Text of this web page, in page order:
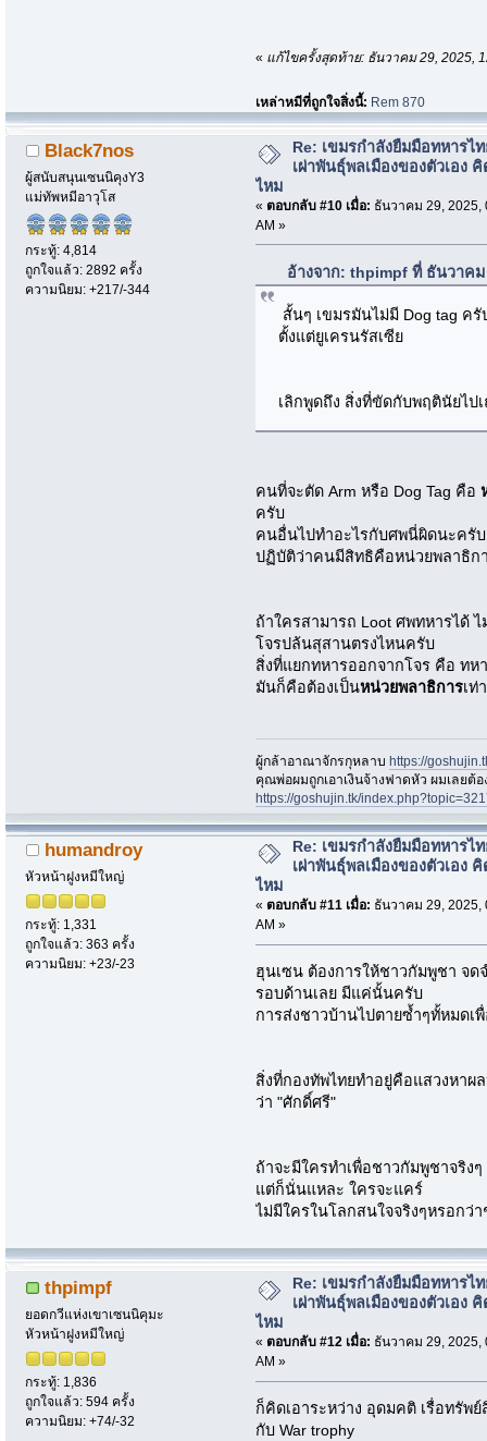
« แก้ไขครั้งสุดท้าย: ธันวาคม 29, 2025,
เหล่าหมีที่ถูกใจสิ่งนี้: Rem 870
Black7nos
ผู้สนับสนุนเซนนิคุงY3
แม่ทัพหมีอาวุโส
กระทู้: 4,814
ถูกใจแล้ว: 2892 ครั้ง
ความนิยม: +217/-344
Re: เขมรกำลังยืมมือทหารไ
เผ่าพันธุ์พลเมืองของตัวเอง คิ
ไหม
« ตอบกลับ #10 เมื่อ: ธันวาคม 29, 2025,
AM »
อ้างจาก: thpimpf ที่ ธันวาคม
สั้นๆ เขมรมันไม่มี Dog tag ค
ตั้งแต่ยูเครนรัสเซีย
เลิกพูดถึง สิ่งที่ขัดกับพฤตินัยไป
คนที่จะตัด Arm หรือ Dog Tag คือ
ครับ
คนอื่นไปทำอะไรกับศพนี่ผิดนะครั
ปฏิบัติว่าคนมีสิทธิคือหน่วยพลาธิก
ถ้าใครสามารถ Loot ศพทหารได้
โจรปล้นสุสานตรงไหนครับ
สิ่งที่แยกทหารออกจากโจร คือ ทห
มันก็คือต้องเป็นหน่วยพลาธิการเท่
ผู้กล้าอาณาจักรกุหลาบhttps://
คุณพ่อผมถูกเอาเงินจ้างฟาดหัว ผมเลยต้
https://goshujin.tk/
humandroy
หัวหน้าฝูงหมีใหญ่
กระทู้: 1,331
ถูกใจแล้ว: 363 ครั้ง
ความนิยม: +23/-23
Re: เขมรกำลังยืมมือทหารไ
เผ่าพันธุ์พลเมืองของตัวเอง คิ
ไหม
« ตอบกลับ #11 เมื่อ: ธันวาคม 29, 2025,
AM »
ฮุนเซน ต้องการให้ชาวกัมพูชา จด
รอบด้านเลย มีแค่นั้นครับ
การส่งชาวบ้านไปตายซ้ำๆทั้หมดเ
สิ่งที่กองทัพไทยทำอยู่คือแสวงหาผ
ว่า "ศักดิ์ศรี"
ถ้าจะมีใครทำเพื่อชาวกัมพูชาจริง
แต่ก็นั่นแหละ ใครจะแคร์
ไม่มีใครในโลกสนใจจริงๆหรอก
thpimpf
ยอดกวีแห่งเขาเซนนิคุมะ
หัวหน้าฝูงหมีใหญ่
กระทู้: 1,836
ถูกใจแล้ว: 594 ครั้ง
ความนิยม: +74/-32
Re: เขมรกำลังยืมมือทหารไ
เผ่าพันธุ์พลเมืองของตัวเอง คิ
ไหม
« ตอบกลับ #12 เมื่อ: ธันวาคม 29, 2025,
AM »
ก็คิดเอาระหว่าง อุดมคติ เรื่อทรัพ
กับ War trophy